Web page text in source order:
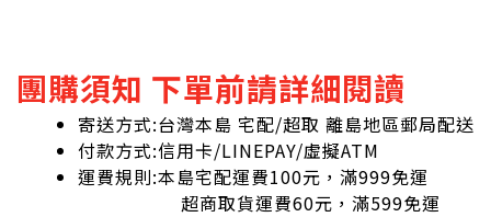
團購須知 下單前請詳細閱讀
寄送方式:台灣本島 宅配/超取 離島地區郵局配送
付款方式:信用卡/LINEPAY/虛擬ATM
運費規則:本島宅配運費100元，滿999免運
超商取貨運費60元，滿599免運